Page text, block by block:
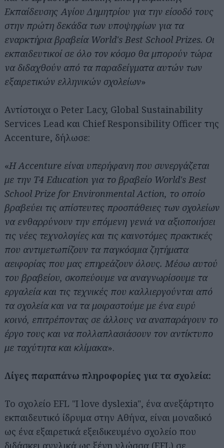
Εκπαίδευσης Αγίου Δημητρίου για την είσοδό τους
στην πρώτη δεκάδα των υποψηφίων για τα
εναρκτήρια βραβεία World's Best School Prizes. Οι
εκπαιδευτικοί σε όλο τον κόσμο θα μπορούν τώρα
να διδαχθούν από τα παραδείγματα αυτών των
εξαιρετικών ελληνικών σχολείων»
Αντίστοιχα ο Peter Lacy, Global Sustainability
Services Lead και Chief Responsibility Officer της
Accenture, δήλωσε:
«Η Accenture είναι υπερήφανη που συνεργάζεται
με την T4 Education για το βραβείο World's Best
School Prize for Environmental Action, το οποίο
βραβεύει τις απίστευτες προσπάθειες των σχολείων
να ενθαρρύνουν την επόμενη γενιά να αξιοποιήσει
τις νέες τεχνολογίες και τις καινοτόμες πρακτικές
που αντιμετωπίζουν τα παγκόσμια ζητήματα
αειφορίας που μας επηρεάζουν όλους. Μέσω αυτού
του βραβείου, σκοπεύουμε να αναγνωρίσουμε τα
εργαλεία και τις τεχνικές που καλλιεργούνται από
τα σχολεία και να τα μοιραστούμε με ένα ευρύ
κοινό, επιτρέποντας σε άλλους να αναπαράγουν το
έργο τους και να πολλαπλασιάσουν τον αντίκτυπο
με ταχύτητα και κλίμακα».
Λίγες παραπάνω πληροφορίες για τα σχολεία:
Το σχολείο EFL "I love dyslexia", ένα ανεξάρτητο
εκπαιδευτικό ίδρυμα στην Αθήνα, είναι μοναδικό
ως ένα εξαιρετικά εξειδικευμένο σχολείο που
διδάσκει αγγλικά ως ξένη γλώσσα (EFL) σε